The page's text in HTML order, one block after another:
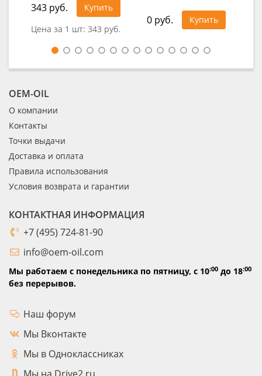
343 руб.
Купить
Цена за 1 шт: 343 руб.
0 руб. Купить
OEM-OIL
О компании
Контакты
Точки выдачи
Доставка и оплата
Правила использования
Условия возврата и гарантии
КОНТАКТНАЯ ИНФОРМАЦИЯ
+7 (495) 724-81-90
info@oem-oil.com
Мы работаем с понедельника по пятницу, с 10:00 до 18:00
без перерывов.
Наш форум
Мы Вконтакте
Мы в Одноклассниках